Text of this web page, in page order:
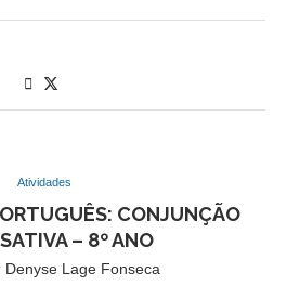
Atividades
CONJUNÇÃO
– 8º ANO
Denyse Lage Fonseca